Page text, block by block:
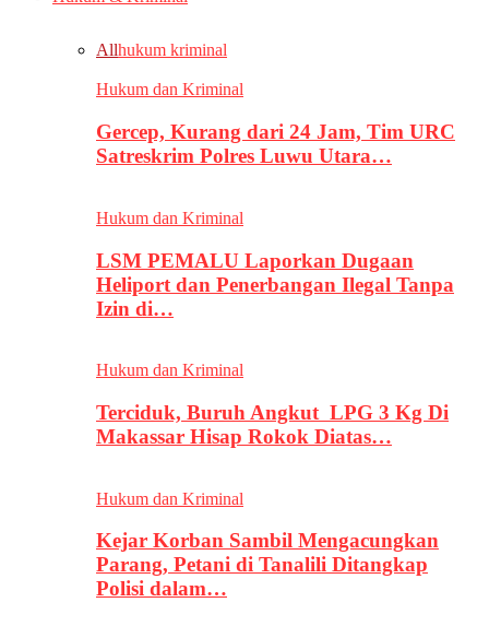
Allhukum kriminal
Hukum dan Kriminal
Gercep, Kurang dari 24 Jam, Tim URC
Satreskrim Polres Luwu Utara…
Hukum dan Kriminal
LSM PEMALU Laporkan Dugaan
Heliport dan Penerbangan Ilegal Tanpa
Izin di…
Hukum dan Kriminal
Terciduk, Buruh Angkut LPG 3 Kg Di
Makassar Hisap Rokok Diatas…
Hukum dan Kriminal
Kejar Korban Sambil Mengacungkan
Parang, Petani di Tanalili Ditangkap
Polisi dalam…